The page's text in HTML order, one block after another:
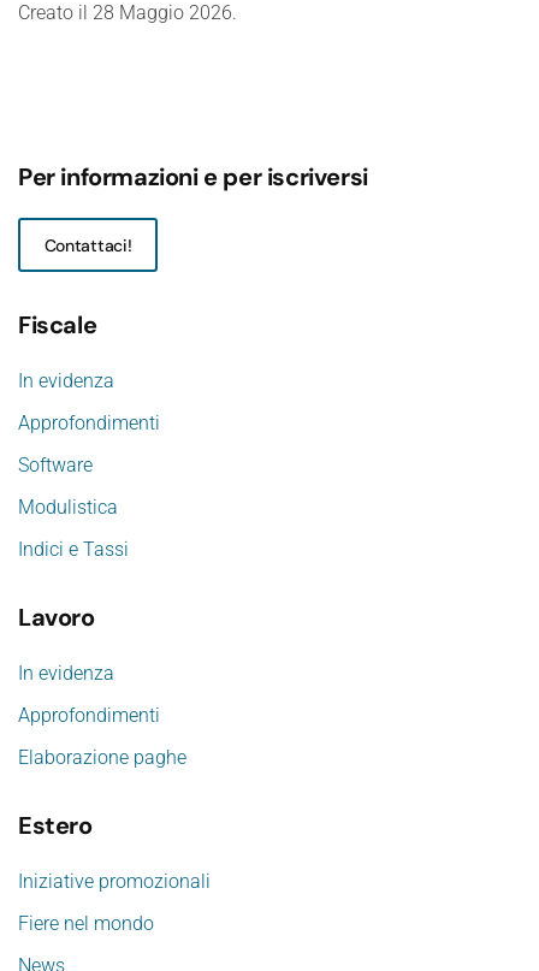
Creato il 28 Maggio 2026.
Per informazioni e per iscriversi
Contattaci!
Fiscale
In evidenza
Approfondimenti
Software
Modulistica
Indici e Tassi
Lavoro
In evidenza
Approfondimenti
Elaborazione paghe
Estero
Iniziative promozionali
Fiere nel mondo
News